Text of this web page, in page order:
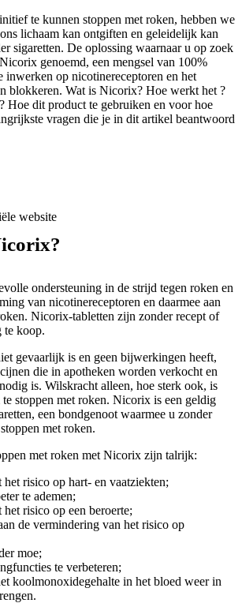
te kunnen stoppen met roken, hebben we
lichaam kan ontgiften en geleidelijk kan
sigaretten. De oplossing waarnaar u op zoek
genoemd, een mengsel van 100%
inwerken op nicotinereceptoren en het
blokkeren. Wat is Nicorix? Hoe werkt het ?
Hoe dit product te gebruiken en voor hoe
vragen die je in dit artikel beantwoord
website
ondersteuning in de strijd tegen roken en
van nicotinereceptoren en daarmee aan
Nicorix-tabletten zijn zonder recept of
te koop.
gevaarlijk is en geen bijwerkingen heeft,
die in apotheken worden verkocht en
is. Wilskracht alleen, hoe sterk ook, is
te stoppen met roken. Nicorix is ​​​​een geldig
een bondgenoot waarmee u zonder
met roken.
met roken met Nicorix zijn talrijk:
risico op hart- en vaatziekten;
te ademen;
risico op een beroerte;
de vermindering van het risico op
moe;
te verbeteren;
koolmonoxidegehalte in het bloed weer in